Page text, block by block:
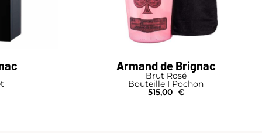
Armand de Brignac
Brut Rosé
Bouteille I Pochon
515,00 €